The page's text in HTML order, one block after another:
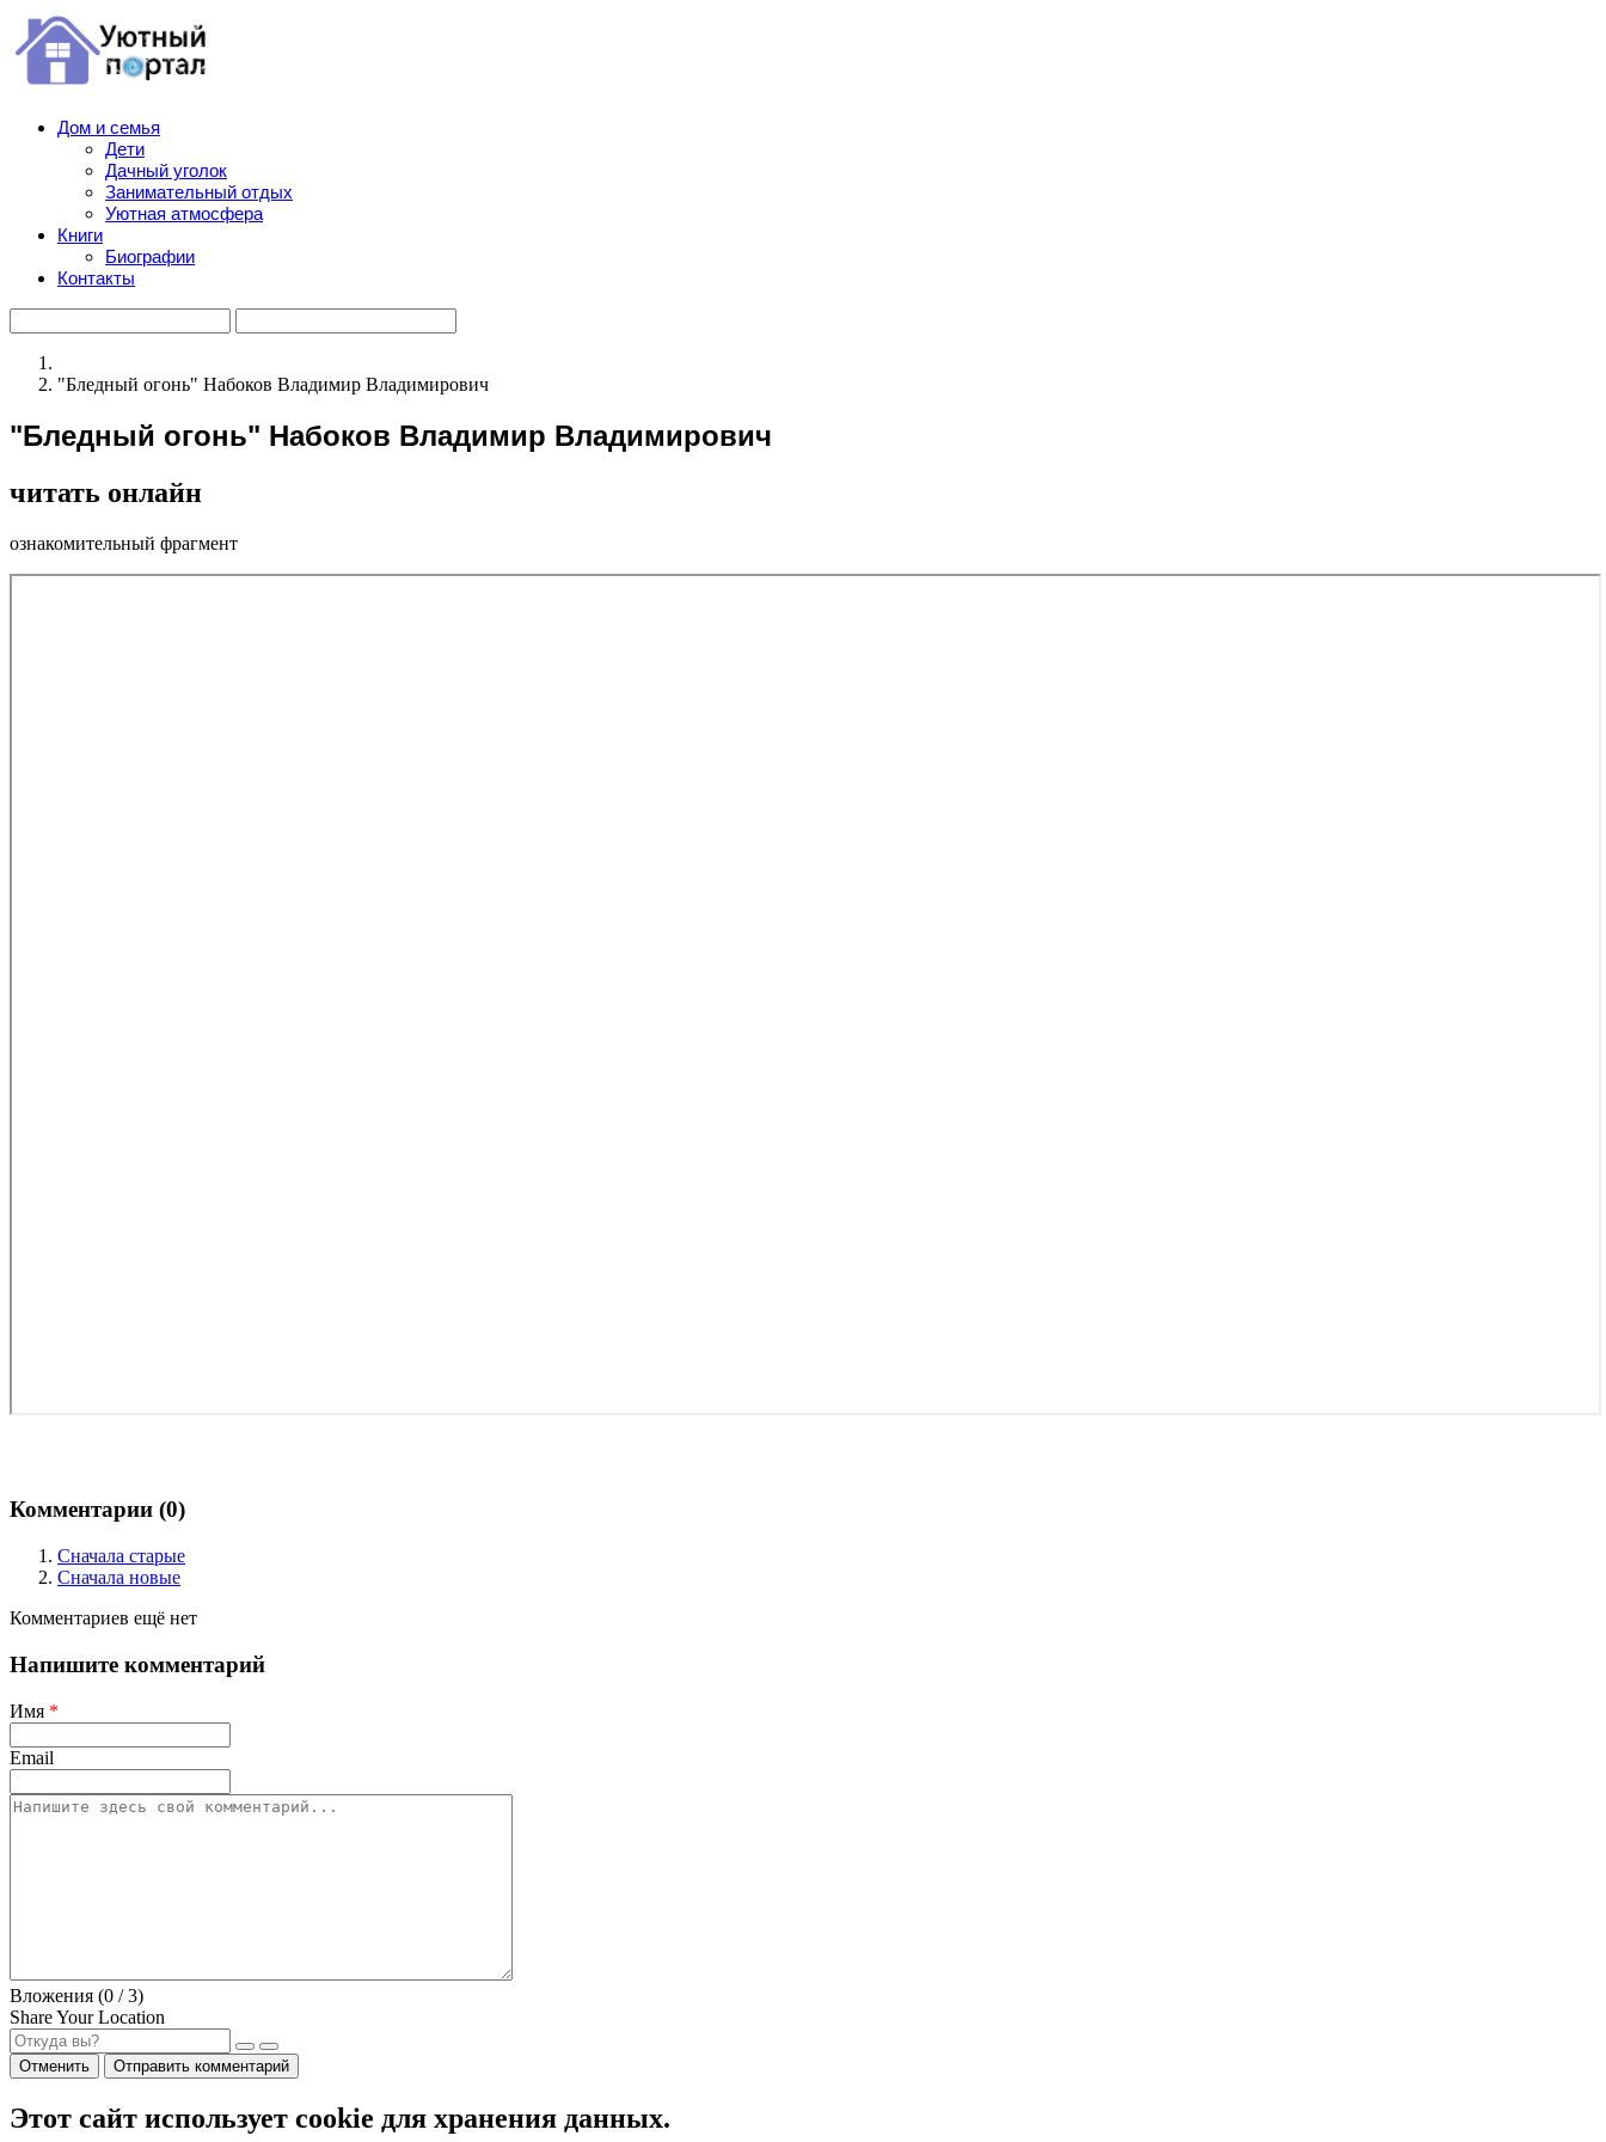
Дом и семья
Дети
Дачный уголок
Занимательный отдых
Уютная атмосфера
Книги
Биографии
Контакты
"Бледный огонь" Набоков Владимир Владимирович
"Бледный огонь" Набоков Владимир Владимирович
читать онлайн
ознакомительный фрагмент
Комментарии (0)
Сначала старые
Сначала новые
Комментариев ещё нет
Напишите комментарий
Имя *
Email
Вложения (0 / 3)
Share Your Location
Отменить Отправить комментарий
Этот сайт использует cookie для хранения данных.